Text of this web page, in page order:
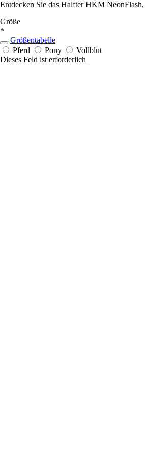
Entdecken Sie das Halfter HKM
Größe
*
Größentabelle
Pferd
Pony
Vollblut
Dieses Feld ist erforderlich